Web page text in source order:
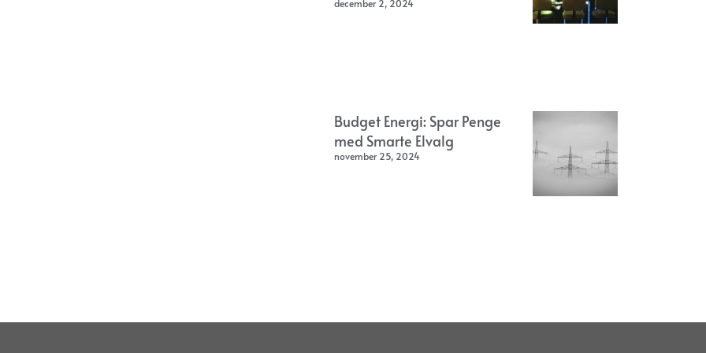
december 2, 2024
Budget Energi: Spar Penge
med Smarte Elvalg
november 25, 2024